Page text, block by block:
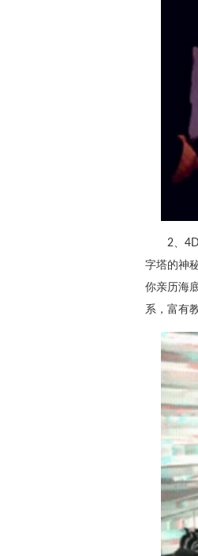
2、
字塔的神
你亲历海
系，富有